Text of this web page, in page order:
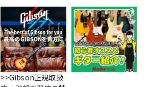
>>Gibson正規取扱